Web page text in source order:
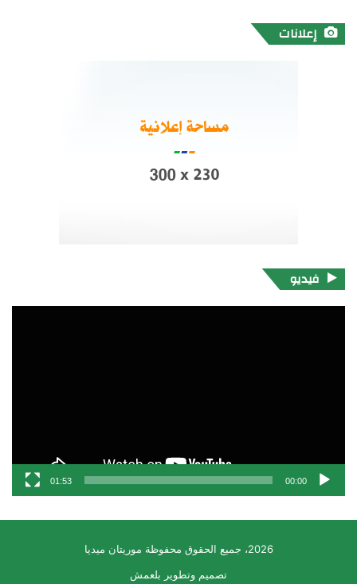
إعلانات
فيديو
00:00
01:53
2026، جميع الحقوق محفوظة موريتان ميديا
تصميم وتطوير بلعمش